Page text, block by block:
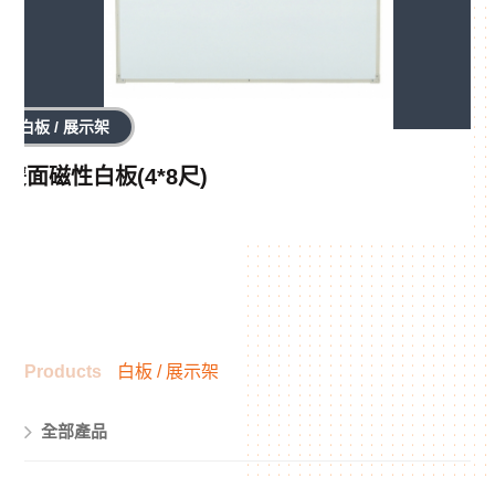
白板 / 展示架
雙面磁性白板(4*8尺)
Products 白板 / 展示架
全部產品